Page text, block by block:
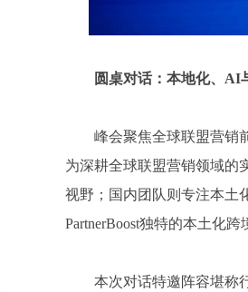
圆桌对话：本地化、AI
峰会聚焦全球联盟营销
为深耕全球联盟营销领域的
视野；国内团队则专注本土
PartnerBoost独特的本土化跨
本次对话特邀阵容堪称